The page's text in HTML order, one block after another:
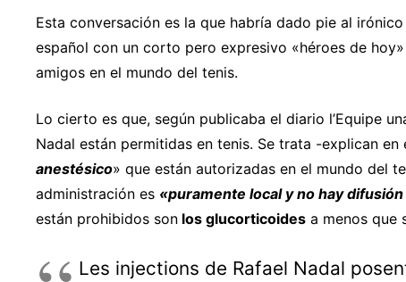
Esta conversación es la que habría dado pie al
español con un corto pero expresivo «héroes de
amigos en el mundo del tenis.
Lo cierto es que, según publicaba el diario l’Equipe
Nadal están permitidas en tenis. Se trata -explican
anestésico» que están autorizadas en el mundo del
administración es «puramente local y no hay
están prohibidos son los glucorticoides a menos que
Les injections de Rafael Nadal